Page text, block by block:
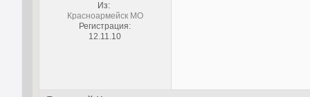
Из:
Красноармейск МО
Регистрация:
12.11.10